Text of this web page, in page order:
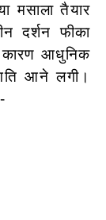
मसाला तैयार
दर्शन फीका
कारण आधुनिक
आने लगी।